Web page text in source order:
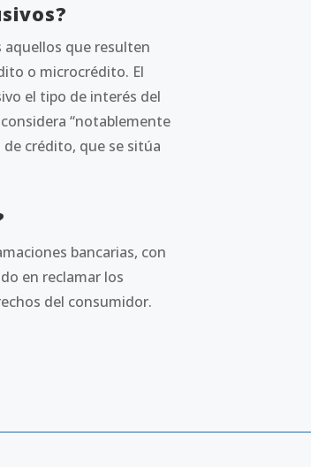
aquellos que resulten
o microcrédito. El
el tipo de interés del
“notablemente
crédito, que se sitúa
bancarias, con
en reclamar los
del consumidor.